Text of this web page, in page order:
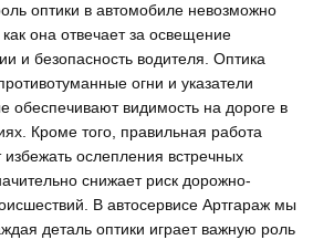
оптики в автомобиле невозможно
она отвечает за освещение
и безопасность водителя. Оптика
огни и указатели
обеспечивают видимость на дороге в
Кроме того, правильная работа
избежать ослепления встречных
снижает риск дорожно-
В автосервисе Артгараж мы
деталь оптики играет важную роль